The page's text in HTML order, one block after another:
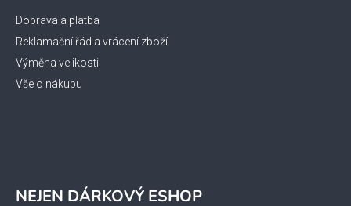
Doprava a platba
Reklamační řád a vrácení zboží
Výměna velikosti
Vše o nákupu
NEJEN DÁRKOVÝ ESHOP